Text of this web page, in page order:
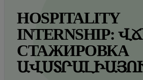
HOSPITALITY
INTERNSHIP:
СТАЖИРОВКА